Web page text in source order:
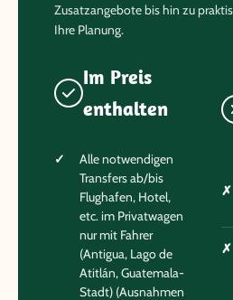
Zusatzangebote bis hin zu
Ihre Planung.
Im Preis
enthalten
Alle notwendigen
Transfers ab/bis
Flughafen, Hotel,
etc. im Privatwagen
nur mit Fahrer
(Antigua, Lago de
Atitlán, Guatemala-
Stadt) (Ausnahmen